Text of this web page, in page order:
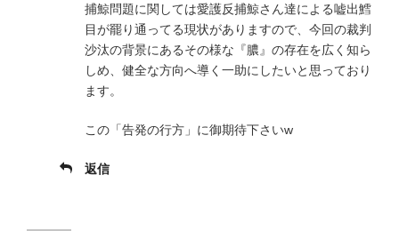
捕鯨問題に関しては愛護反捕鯨さん達による嘘出鱈
目が罷り通ってる現状がありますので、今回の裁判
沙汰の背景にあるその様な『膿』の存在を広く知ら
しめ、健全な方向へ導く一助にしたいと思っており
ます。
この「告発の行方」に御期待下さいw
返信